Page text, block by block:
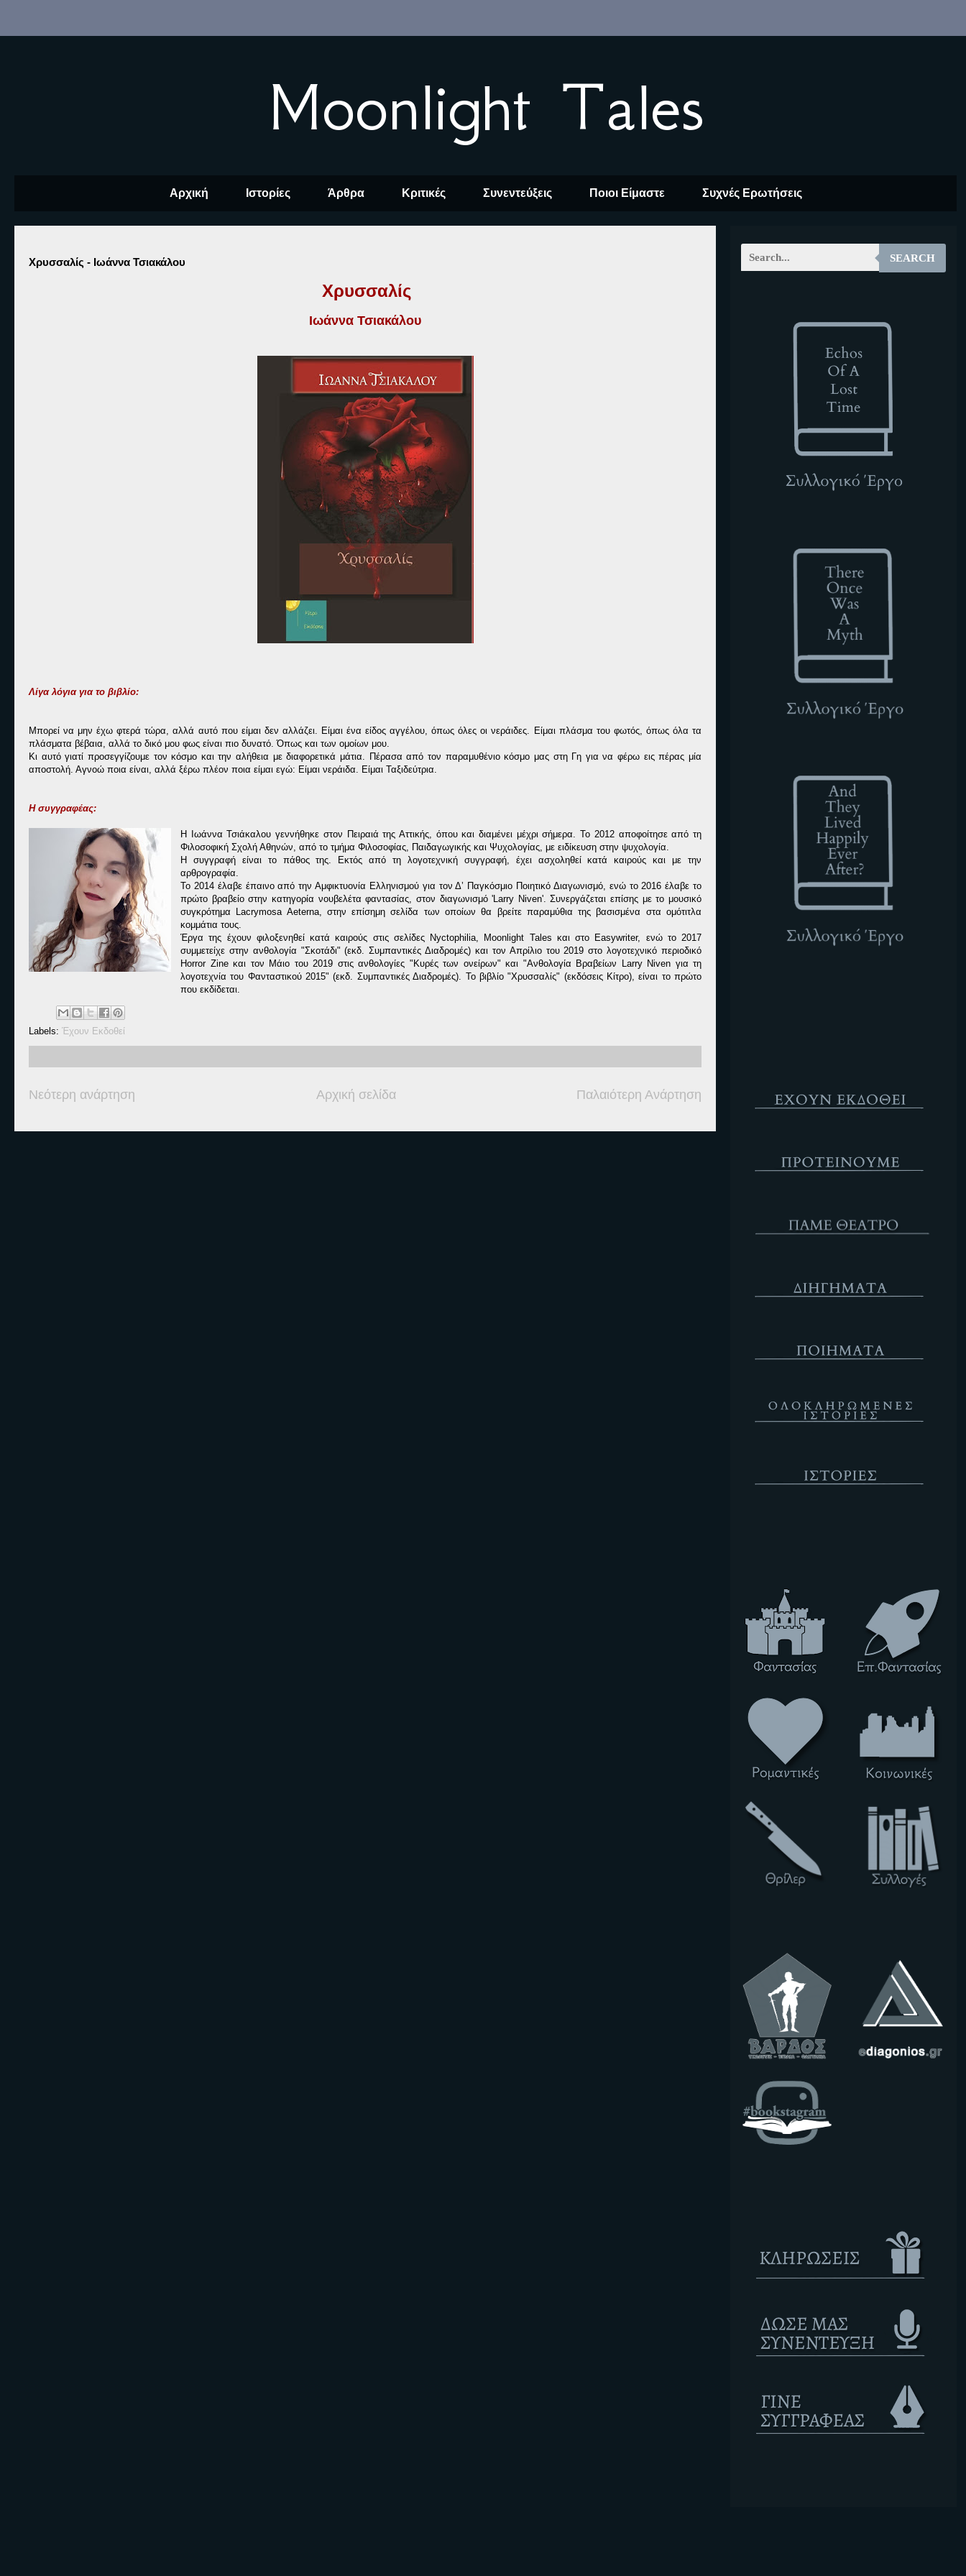
Moonlight Tales
Αρχική Ιστορίες Άρθρα Κριτικές Συνεντεύξεις Ποιοι Είμαστε Συχνές Ερωτήσεις
Χρυσσαλίς - Ιωάννα Τσιακάλου
Χρυσσαλίς
Ιωάννα Τσιακάλου
Λίγα λόγια για το βιβλίο:
Μπορεί να μην έχω φτερά τώρα, αλλά αυτό που είμαι δεν αλλάζει. Είμαι ένα είδος αγγέλου, όπως όλες οι νεράιδες. Είμαι πλάσμα του φωτός, όπως όλα τα
πλάσματα βέβαια, αλλά το δικό μου φως είναι πιο δυνατό. Όπως και των ομοίων μου.
Κι αυτό γιατί προσεγγίζουμε τον κόσμο και την αλήθεια με διαφορετικά μάτια. Πέρασα από τον παραμυθένιο κόσμο μας στη Γη για να φέρω εις πέρας μία
αποστολή. Αγνοώ ποια είναι, αλλά ξέρω πλέον ποια είμαι εγώ: Είμαι νεράιδα. Είμαι Ταξιδεύτρια.
Η συγγραφέας:
Η Ιωάννα Τσιάκαλου γεννήθηκε στον Πειραιά της Αττικής, όπου και διαμένει μέχρι σήμερα. Το 2012 αποφοίτησε από τη
Φιλοσοφική Σχολή Αθηνών, από το τμήμα Φιλοσοφίας, Παιδαγωγικής και Ψυχολογίας, με ειδίκευση στην ψυχολογία.
Η συγγραφή είναι το πάθος της. Εκτός από τη λογοτεχνική συγγραφή, έχει ασχοληθεί κατά καιρούς και με την
αρθρογραφία.
Το 2014 έλαβε έπαινο από την Αμφικτυονία Ελληνισμού για τον Δ’ Παγκόσμιο Ποιητικό Διαγωνισμό, ενώ το 2016 έλαβε το
πρώτο βραβείο στην κατηγορία νουβελέτα φαντασίας, στον διαγωνισμό 'Larry Niven'. Συνεργάζεται επίσης με το μουσικό
συγκρότημα Lacrymosa Aeterna, στην επίσημη σελίδα των οποίων θα βρείτε παραμύθια της βασισμένα στα ομότιτλα
κομμάτια τους.
Έργα της έχουν φιλοξενηθεί κατά καιρούς στις σελίδες Nyctophilia, Moonlight Tales και στο Easywriter, ενώ το 2017
συμμετείχε στην ανθολογία "Σκοτάδι" (εκδ. Συμπαντικές Διαδρομές) και τον Απρίλιο του 2019 στο λογοτεχνικό περιοδικό
Horror Zine και τον Μάιο του 2019 στις ανθολογίες "Κυρές των ονείρων" και "Ανθολογία Βραβείων Larry Niven για τη
λογοτεχνία του Φανταστικού 2015" (εκδ. Συμπαντικές Διαδρομές). Το βιβλίο "Χρυσσαλίς" (εκδόσεις Κίτρο), είναι το πρώτο
που εκδίδεται.
Labels: Έχουν Εκδοθεί
Νεότερη ανάρτηση Παλαιότερη Ανάρτηση
Αρχική σελίδα
SEARCH